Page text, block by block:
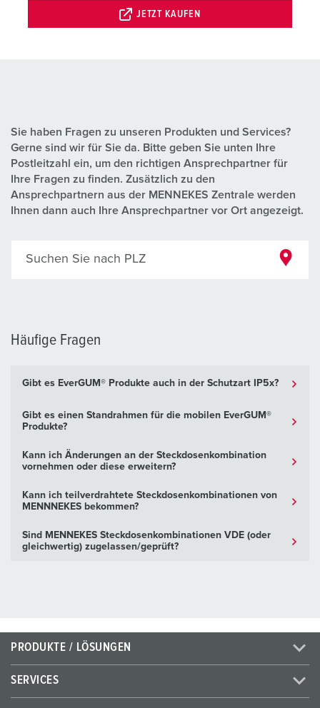
JETZT KAUFEN
Sie haben Fragen zu unseren Produkten und Services?
Gerne sind wir für Sie da. Bitte geben Sie unten Ihre
Postleitzahl ein, um den richtigen Ansprechpartner für
Ihre Fragen zu finden. Zusätzlich zu den
Ansprechpartnern aus der MENNEKES Zentrale werden
Ihnen dann auch Ihre Ansprechpartner vor Ort angezeigt.
Suchen Sie nach PLZ
Häufige Fragen
Gibt es EverGUM® Produkte auch in der Schutzart IP5x?
Gibt es einen Standrahmen für die mobilen EverGUM®
Produkte?
Kann ich Änderungen an der Steckdosenkombination
vornehmen oder diese erweitern?
Kann ich teilverdrahtete Steckdosenkombinationen von
MENNNEKES bekommen?
Sind MENNEKES Steckdosenkombinationen VDE (oder
gleichwertig) zugelassen/geprüft?
PRODUKTE / LÖSUNGEN
SERVICES